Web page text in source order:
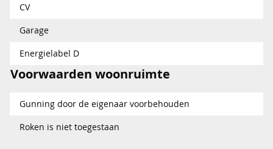
CV
Garage
Energielabel D
Voorwaarden woonruimte
Gunning door de eigenaar voorbehouden
Roken is niet toegestaan